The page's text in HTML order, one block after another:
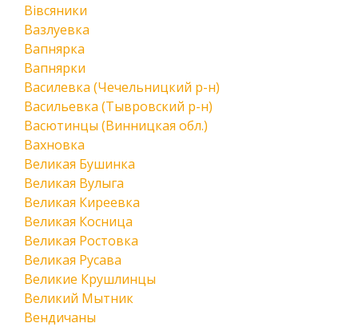
Вівсяники
Вазлуевка
Вапнярка
Вапнярки
Василевка (Чечельницкий р-н)
Васильевка (Тывровский р-н)
Васютинцы (Винницкая обл.)
Вахновка
Великая Бушинка
Великая Вулыга
Великая Киреевка
Великая Косница
Великая Ростовка
Великая Русава
Великие Крушлинцы
Великий Мытник
Вендичаны